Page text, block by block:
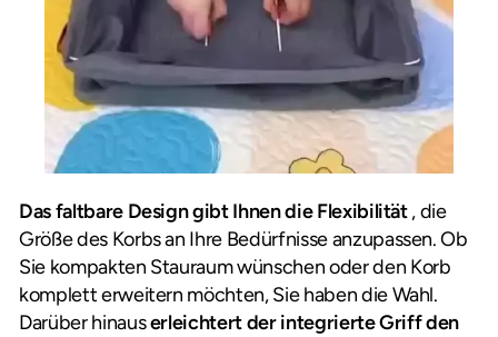
Das faltbare Design gibt Ihnen die Flexibilität, die
Größe des Korbs an Ihre Bedürfnisse anzupassen. Ob
Sie kompakten Stauraum wünschen oder den Korb
komplett erweitern möchten, Sie haben die Wahl.
Darüber hinauserleichtert der integrierte Griff den